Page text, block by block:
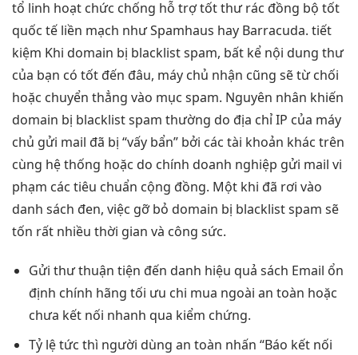
tổ linh hoạt chức chống hỗ trợ tốtthư rác đồng bộ tốt
quốc tế liền mạch như Spamhaus hay Barracuda. tiết
kiệm Khi domain bị blacklist spam, bất kể nội dung thư
của bạn có tốt đến đâu, máy chủ nhận cũng sẽ từ chối
hoặc chuyển thẳng vào mục spam. Nguyên nhân khiến
domain bị blacklist spam thường do địa chỉ IP của máy
chủ gửi mail đã bị “vấy bẩn” bởi các tài khoản khác trên
cùng hệ thống hoặc do chính doanh nghiệp gửi mail vi
phạm các tiêu chuẩn cộng đồng. Một khi đã rơi vào
danh sách đen, việc gỡ bỏ domain bị blacklist spam sẽ
tốn rất nhiều thời gian và công sức.
Gửi thưthuận tiện đến danh hiệu quả sách Email ổn
định chính hãng tối ưu chi mua ngoài an toàn hoặc
chưa kết nối nhanh qua kiểm chứng.
Tỷ lệtức thì người dùng an toàn nhấn “Báo kết nối